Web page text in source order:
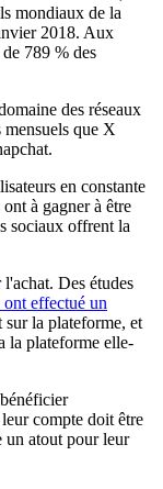
mondiaux de la
2018. Aux
789 % des
des réseaux
que X
en constante
à gagner à être
sociaux offrent la
Des études
effectué un
la plateforme, et
la plateforme elle-
compte doit être
un atout pour leur